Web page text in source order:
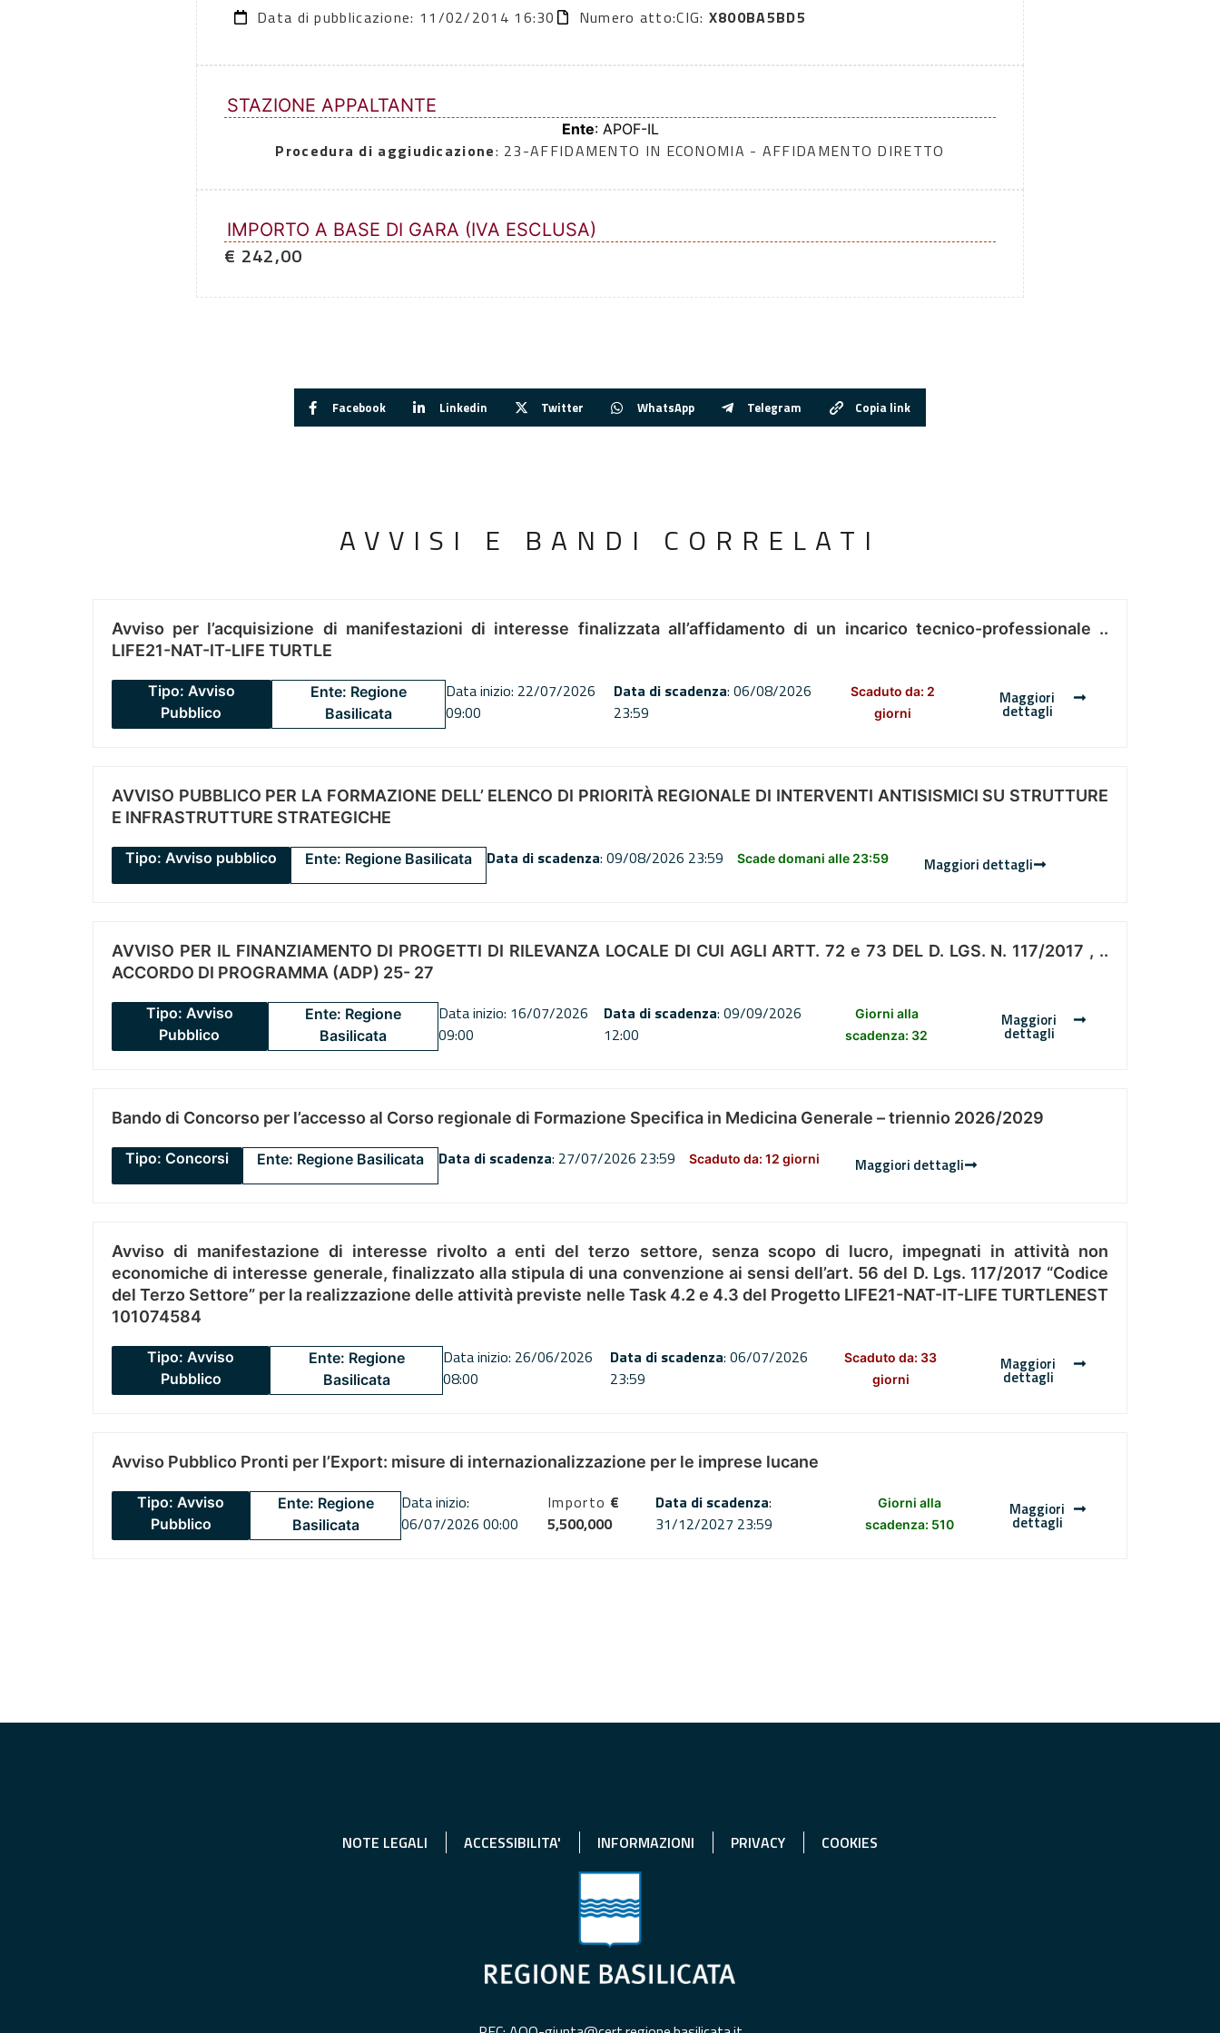
Data di pubblicazione: 11/02/2014 16:30 Numero atto:CIG: X800BA5BD5
STAZIONE APPALTANTE
Ente: APOF-IL
Procedura di aggiudicazione: 23-AFFIDAMENTO IN ECONOMIA - AFFIDAMENTO DIRETTO
IMPORTO A BASE DI GARA (IVA ESCLUSA)
€ 242,00
Facebook Linkedin Twitter WhatsApp Telegram Copia link
AVVISI E BANDI CORRELATI
Avviso per l’acquisizione di manifestazioni di interesse finalizzata all’affidamento di un incarico tecnico-professionale ..
LIFE21-NAT-IT-LIFE TURTLE
Tipo: Avviso
Pubblico
Ente: Regione
Basilicata
Data inizio: 22/07/2026
09:00
Data di scadenza: 06/08/2026
23:59
Scaduto da: 2
giorni
Maggiori
dettagli
AVVISO PUBBLICO PER LA FORMAZIONE DELL’ ELENCO DI PRIORITÀ REGIONALE DI INTERVENTI ANTISISMICI SU STRUTTURE
E INFRASTRUTTURE STRATEGICHE
Tipo: Avviso pubblico Ente: Regione Basilicata Data di scadenza: 09/08/2026 23:59 Scade domani alle 23:59 Maggiori dettagli
AVVISO PER IL FINANZIAMENTO DI PROGETTI DI RILEVANZA LOCALE DI CUI AGLI ARTT. 72 e 73 DEL D. LGS. N. 117/2017 , ..
ACCORDO DI PROGRAMMA (ADP) 25- 27
Tipo: Avviso
Pubblico
Ente: Regione
Basilicata
Data inizio: 16/07/2026
09:00
Data di scadenza: 09/09/2026
12:00
Giorni alla
scadenza: 32
Maggiori
dettagli
Bando di Concorso per l’accesso al Corso regionale di Formazione Specifica in Medicina Generale – triennio 2026/2029
Tipo: Concorsi Ente: Regione Basilicata Data di scadenza: 27/07/2026 23:59 Scaduto da: 12 giorni Maggiori dettagli
Avviso di manifestazione di interesse rivolto a enti del terzo settore, senza scopo di lucro, impegnati in attività non
economiche di interesse generale, finalizzato alla stipula di una convenzione ai sensi dell’art. 56 del D. Lgs. 117/2017 “Codice
del Terzo Settore” per la realizzazione delle attività previste nelle Task 4.2 e 4.3 del Progetto LIFE21-NAT-IT-LIFE TURTLENEST
101074584
Tipo: Avviso
Pubblico
Ente: Regione
Basilicata
Data inizio: 26/06/2026
08:00
Data di scadenza: 06/07/2026
23:59
Scaduto da: 33
giorni
Maggiori
dettagli
Avviso Pubblico Pronti per l’Export: misure di internazionalizzazione per le imprese lucane
Tipo: Avviso
Pubblico
Ente: Regione
Basilicata
Data inizio:
06/07/2026 00:00
Importo €
5,500,000
Data di scadenza:
31/12/2027 23:59
Giorni alla
scadenza: 510
Maggiori
dettagli
NOTE LEGALI ACCESSIBILITA' INFORMAZIONI PRIVACY COOKIES